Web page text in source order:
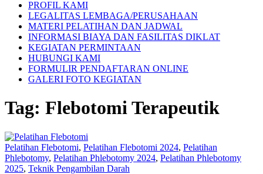
PROFIL KAMI
LEGALITAS LEMBAGA/PERUSAHAAN
MATERI PELATIHAN DAN JADWAL
INFORMASI BIAYA DAN FASILITAS DIKLAT
KEGIATAN PERMINTAAN
HUBUNGI KAMI
FORMULIR PENDAFTARAN ONLINE
GALERI FOTO KEGIATAN
Tag: Flebotomi Terapeutik
Pelatihan Flebotomi, Pelatihan Flebotomi 2024, Pelatihan
Phlebotomy, Pelatihan Phlebotomy 2024, Pelatihan Phlebotomy
2025, Teknik Pengambilan Darah